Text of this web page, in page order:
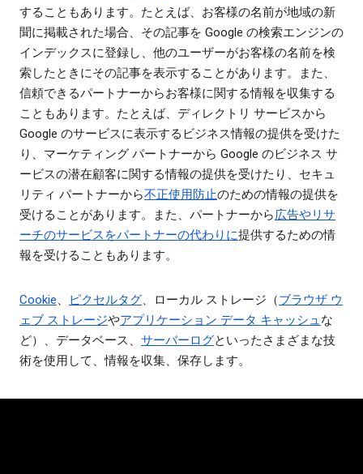
することもあります。たとえば、お客様の名前が地域の新
聞に掲載された場合、その記事を Google の検索エンジンの
インデックスに登録し、他のユーザーがお客様の名前を検
索したときにその記事を表示することがあります。また、
信頼できるパートナーからお客様に関する情報を収集する
こともあります。たとえば、ディレクトリ サービスから
Google のサービスに表示するビジネス情報の提供を受けた
り、マーケティング パートナーから Google のビジネス サ
ービスの潜在顧客に関する情報の提供を受けたり、セキュ
リティ パートナーから不正使用防止のための情報の提供を
受けることがあります。また、パートナーから広告やリサ
ーチのサービスをパートナーの代わりに提供するための情
報を受けることもあります。
Cookie、 ピクセルタグ、ローカル ストレージ（ブラウザ ウ
ェブ ストレージやアプリケーション データ キャッシュな
ど）、データベース、 サーバーログといったさまざまな技
術を使用して、情報を収集、保存します。